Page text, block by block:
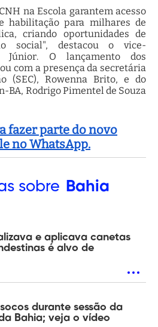
na Escola garantem acesso
habilitação para milhares de
criando oportunidades de
social", destacou o vice-
Júnior. O lançamento dos
com a presença da secretária
(SEC), Rowenna Brito, e do
BA, Rodrigo Pimentel de Souza
fazer parte do novo
no WhatsApp.
sobre Bahia
e aplicava canetas
é alvo de
durante sessão da
Bahia; veja o vídeo